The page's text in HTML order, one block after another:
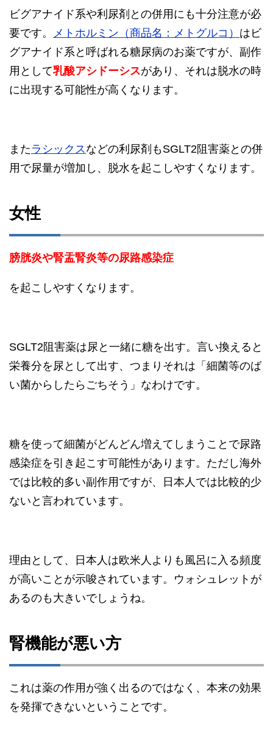
ビグアナイド系や利尿剤との併用にも十分注意が必
要です。 メトホルミン（商品名：メトグルコ） はビ
グアナイド系と呼ばれる糖尿病のお薬ですが、副作
用として乳酸アシドーシスがあり、それは脱水の時
に出現する可能性が高くなります。
また ラシックスなどの利尿剤もSGLT2阻害薬との併
用で尿量が増加し、脱水を起こしやすくなります。
女性
膀胱炎や腎盂腎炎等の尿路感染症
を起こしやすくなります。
SGLT2阻害薬は尿と一緒に糖を出す。言い換えると
栄養分を尿として出す、つまりそれは「細菌等のば
い菌からしたらごちそう」なわけです。
糖を使って細菌がどんどん増えてしまうことで尿路
感染症を引き起こす可能性があります。ただし海外
では比較的多い副作用ですが、日本人では比較的少
ないと言われています。
理由として、日本人は欧米人よりも風呂に入る頻度
が高いことが示唆されています。ウォシュレットが
あるのも大きいでしょうね。
腎機能が悪い方
これは薬の作用が強く出るのではなく、本来の効果
を発揮できないということです。